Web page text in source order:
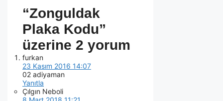
“Zonguldak
Plaka Kodu”
üzerine 2 yorum
furkan
23 Kasım 2016 14:07
02 adiyaman
Yanıtla
Çılgın Neboli